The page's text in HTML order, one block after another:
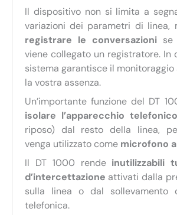
Il dispositivo non si limita a
variazioni dei parametri di linea,
registrare le conversazionise
viene collegato un registratore. In
sistema garantisce il
la vostra assenza.
Un’importante funzione del DT
isolare l’apparecchio telefonico
riposo) dal resto della linea,
venga utilizzato come microfono
Il DT 1000 rende inutilizzabili
d’intercettazione attivati dalla
sulla linea o dal sollevamento
telefonica.